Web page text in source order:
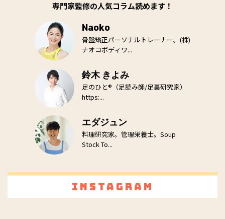
専門家監修の人気コラム読めます！
Naoko
骨盤矯正パーソナルトレーナー。(株)
ナオコボディワ...
鈴木 きよみ
足のひと®（足読み師/足裏研究家）
https:...
エダジュン
料理研究家。管理栄養士。Soup
Stock To...
Instagram